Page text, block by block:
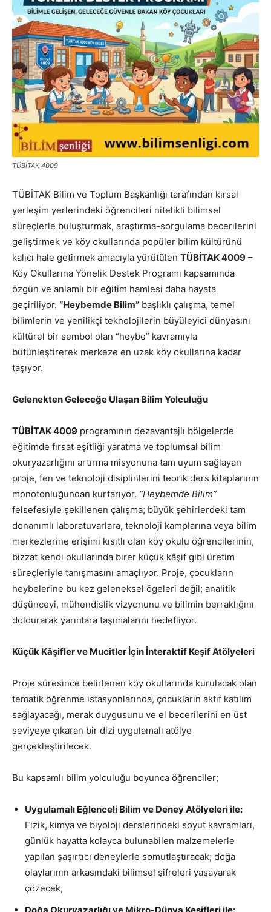
TÜBİTAK 4009
TÜBİTAK Bilim ve Toplum Başkanlığı tarafından kırsal
yerleşim yerlerindeki öğrencileri nitelikli bilimsel
süreçlerle buluşturmak, araştırma-sorgulama becerilerini
geliştirmek ve köy okullarında popüler bilim kültürünü
kalıcı hale getirmek amacıyla yürütülen TÜBİTAK 4009 –
Köy Okullarına Yönelik Destek Programı kapsamında
özgün ve anlamlı bir eğitim hamlesi daha hayata
geçiriliyor. “Heybemde Bilim” başlıklı çalışma, temel
bilimlerin ve yenilikçi teknolojilerin büyüleyici dünyasını
kültürel bir sembol olan “heybe” kavramıyla
bütünleştirerek merkeze en uzak köy okullarına kadar
taşıyor.
Gelenekten Geleceğe Ulaşan Bilim Yolculuğu
TÜBİTAK 4009 programının dezavantajlı bölgelerde
eğitimde fırsat eşitliği yaratma ve toplumsal bilim
okuryazarlığını artırma misyonuna tam uyum sağlayan
proje, fen ve teknoloji disiplinlerini teorik ders kitaplarının
monotonluğundan kurtarıyor. “Heybemde Bilim”
felsefesiyle şekillenen çalışma; büyük şehirlerdeki tam
donanımlı laboratuvarlara, teknoloji kamplarına veya bilim
merkezlerine erişimi kısıtlı olan köy okulu öğrencilerinin,
bizzat kendi okullarında birer küçük kâşif gibi üretim
süreçleriyle tanışmasını amaçlıyor. Proje, çocukların
heybelerine bu kez geleneksel ögeleri değil; analitik
düşünceyi, mühendislik vizyonunu ve bilimin berraklığını
doldurarak yarınlara taşımalarını hedefliyor.
Küçük Kâşifler ve Mucitler İçin İnteraktif Keşif Atölyeleri
Proje süresince belirlenen köy okullarında kurulacak olan
tematik öğrenme istasyonlarında, çocukların aktif katılım
sağlayacağı, merak duygusunu ve el becerilerini en üst
seviyeye çıkaran bir dizi uygulamalı atölye
gerçekleştirilecek.
Bu kapsamlı bilim yolculuğu boyunca öğrenciler;
Uygulamalı Eğlenceli Bilim ve Deney Atölyeleri ile:
Fizik, kimya ve biyoloji derslerindeki soyut kavramları,
günlük hayatta kolayca bulunabilen malzemelerle
yapılan şaşırtıcı deneylerle somutlaştıracak; doğa
olaylarının arkasındaki bilimsel şifreleri yaşayarak
çözecek,